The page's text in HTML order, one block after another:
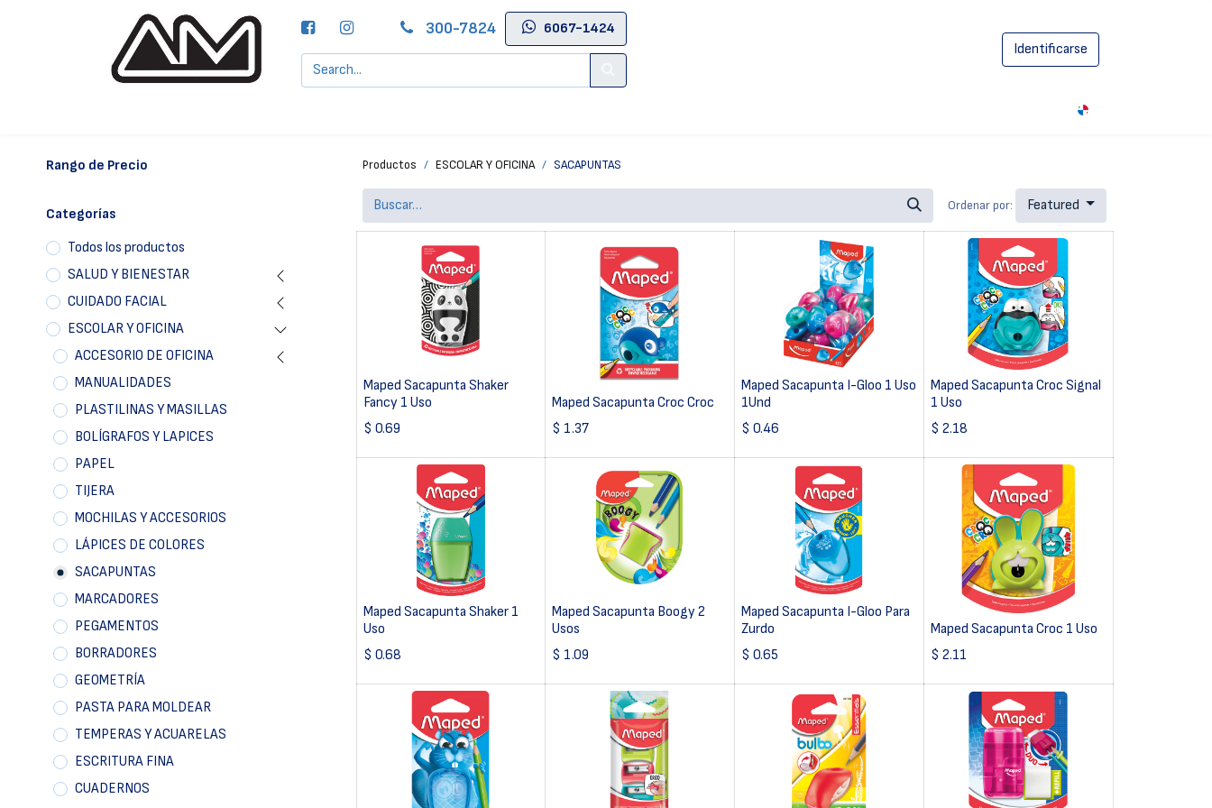
300-7824
6067-1424
Identificarse
Rango de Precio
Categorías
Todos los productos
SALUD Y BIENESTAR
CUIDADO FACIAL
ESCOLAR Y OFICINA
ACCESORIO DE OFICINA
MANUALIDADES
PLASTILINAS Y MASILLAS
BOLÍGRAFOS Y LAPICES
PAPEL
TIJERA
MOCHILAS Y ACCESORIOS
LÁPICES DE COLORES
SACAPUNTAS
MARCADORES
PEGAMENTOS
BORRADORES
GEOMETRÍA
PASTA PARA MOLDEAR
TEMPERAS Y ACUARELAS
ESCRITURA FINA
CUADERNOS
Productos ESCOLAR Y OFICINA SACAPUNTAS
Ordenar por: Featured
Maped Sacapunta Shaker
Fancy 1 Uso
$ 0.69
Maped Sacapunta Croc Croc
$ 1.37
Maped Sacapunta I-Gloo 1 Uso
1Und
$ 0.46
Maped Sacapunta Croc Signal
1 Uso
$ 2.18
Maped Sacapunta Shaker 1
Uso
$ 0.68
Maped Sacapunta Boogy 2
Usos
$ 1.09
Maped Sacapunta I-Gloo Para
Zurdo
$ 0.65
Maped Sacapunta Croc 1 Uso
$ 2.11